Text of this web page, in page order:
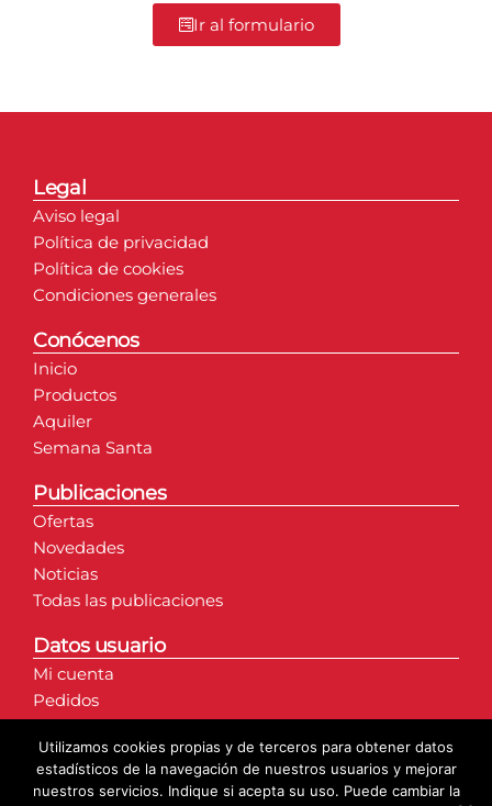
Ir al formulario
Legal
Aviso legal
Política de privacidad
Política de cookies
Condiciones generales
Conócenos
Inicio
Productos
Aquiler
Semana Santa
Publicaciones
Ofertas
Novedades
Noticias
Todas las publicaciones
Datos usuario
Mi cuenta
Pedidos
Direcciones
Detalles de la cuenta
Utilizamos cookies propias y de terceros para obtener datos
estadísticos de la navegación de nuestros usuarios y mejorar
nuestros servicios. Indique si acepta su uso. Puede cambiar la